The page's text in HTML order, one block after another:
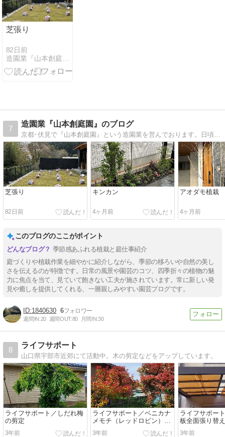
芝張り
82日前
7
造園業『山本創庭園』のブログ
京都･伏見で『山本創庭園』という造園業を営んでおります。日頃の作業風景などを中心に書き込みます。「山本創庭園」ホームページhttp://takayamamot…
芝張り
82日前
キンカン
4ヶ月前
アオダモ植栽
4ヶ月前
このブログのここがポイント
季節感あふれる植栽と庭仕事紹介
庭づくりや植栽作業を細やかに紹介しながら、季節の移ろいや自然の美し
さを伝えるのが特徴です。日常の風景や園芸のコツ、四季折々の植物の魅
力に焦点を当て、見ていて飽きない工夫が施されています。常に新しい発
見や癒しを提供してくれる、一層親しみやすい園芸ブログです。
1840630 6
週間IN:20 週間OUT:80 月間IN:30
8
ライフサポート
山口県宇部市近郊にて活動中。木の剪定などをアップしています。
ライフサポート／しだれ梅
の剪定
3年前
ライフサポート／ベニカナ
メモチ（レッドロビン）の
剪定
3年前
ライフサポー
板全面張り替え
3年前